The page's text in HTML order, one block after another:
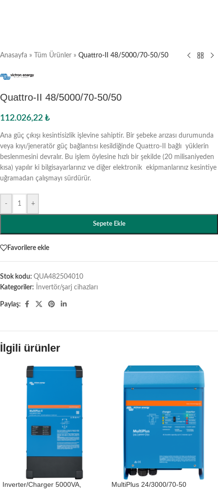
Anasayfa » Tüm Ürünler » Quattro-II 48/5000/70-50/50
Quattro-II 48/5000/70-50/50
112.026,22 ₺
Ana güç çıkışı kesintisizlik işlevine sahiptir. Bir şebeke arızası durumunda
veya kıyı/jeneratör güç bağlantısı kesildiğinde Quattro-II bağlı yüklerin
beslenmesini devralır. Bu işlem öylesine hızlı bir şekilde (20 milisaniyeden
kısa) yapılır ki bilgisayarlarınız ve diğer elektronik ekipmanlarınız kesintiye
uğramadan çalışmayı sürdürür.
- +
Sepete Ekle
Favorilere ekle
Stok kodu: QUA482504010
Kategoriler:
İnvertör/şarj cihazları
Paylaş:
İlgili ürünler
Inverter/Charger 5000VA,
MultiPlus 24/3000/70-50